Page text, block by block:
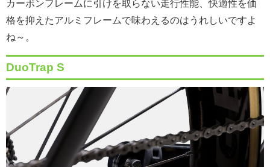
カーボンフレームに引けを取らない走行性能、快適性を価
格を抑えたアルミフレームで味わえるのはうれしいですよ
ね～。
DuoTrap S